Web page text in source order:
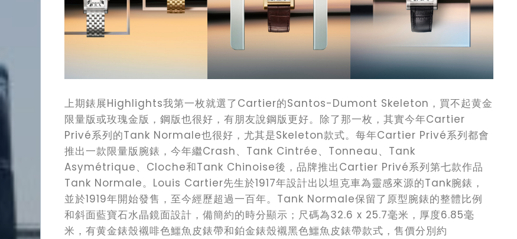
上期錶展Highlights我第一枚就選了Cartier的Santos-Dumont Skeleton，買不起黄金
限量版或玫瑰金版，鋼版也很好，有朋友說鋼版更好。除了那一枚，其實今年Cartier
Privé系列的Tank Normale也很好，尤其是Skeleton款式。每年Cartier Privé系列都會
推出一款限量版腕錶，今年繼Crash、Tank Cintrée、Tonneau、Tank
Asymétrique、Cloche和Tank Chinoise後，品牌推出Cartier Privé系列第七款作品
Tank Normale。Louis Cartier先生於1917年設計出以坦克車為靈感來源的Tank腕錶，
並於1919年開始發售，至今經歷超過一百年。Tank Normale保留了原型腕錶的整體比例
和斜面藍寶石水晶鏡面設計，備簡約的時分顯示；尺碼為32.6 x 25.7毫米，厚度6.85毫
米，有黄金錶殼襯啡色鱷魚皮錶帶和鉑金錶殼襯黑色鱷魚皮錶帶款式，售價分別約